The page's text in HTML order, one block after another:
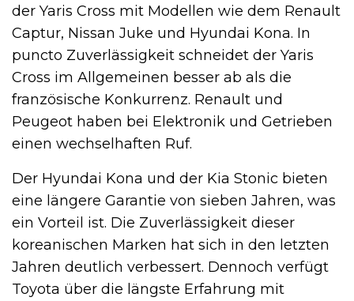
der Yaris Cross mit Modellen wie dem Renault
Captur, Nissan Juke und Hyundai Kona. In
puncto Zuverlässigkeit schneidet der Yaris
Cross im Allgemeinen besser ab als die
französische Konkurrenz. Renault und
Peugeot haben bei Elektronik und Getrieben
einen wechselhaften Ruf.
Der Hyundai Kona und der Kia Stonic bieten
eine längere Garantie von sieben Jahren, was
ein Vorteil ist. Die Zuverlässigkeit dieser
koreanischen Marken hat sich in den letzten
Jahren deutlich verbessert. Dennoch verfügt
Toyota über die längste Erfahrung mit